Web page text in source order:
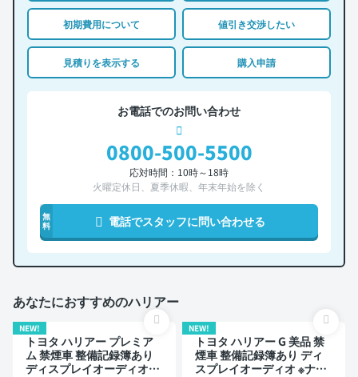
初期費用について 値引き交渉したい
見積りを表示する 購入申請
お電話でのお問い合わせ
0800-500-5500
応対時間：10時～18時
火曜定休日、夏季休暇、年末年始を除く
無
料
電話でスタッフに問い合わせる
あなたにおすすめのハリアー
NEW!
トヨタ ハリアー プレミア
ム 禁煙車 整備記録簿あり
ディスプレイオーディオ
NEW!
トヨタ ハリアー G 美品 禁
煙車 整備記録簿あり ディ
スプレイオーディオ ※ナビ